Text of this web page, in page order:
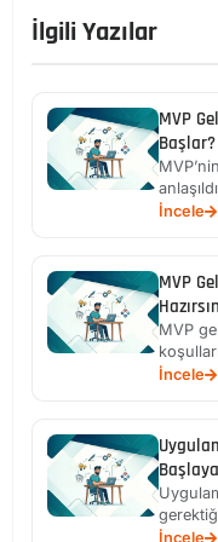
İlgili Yazılar
MVP
Başlar?
İncele
MVP
MVP
İncele
İncele